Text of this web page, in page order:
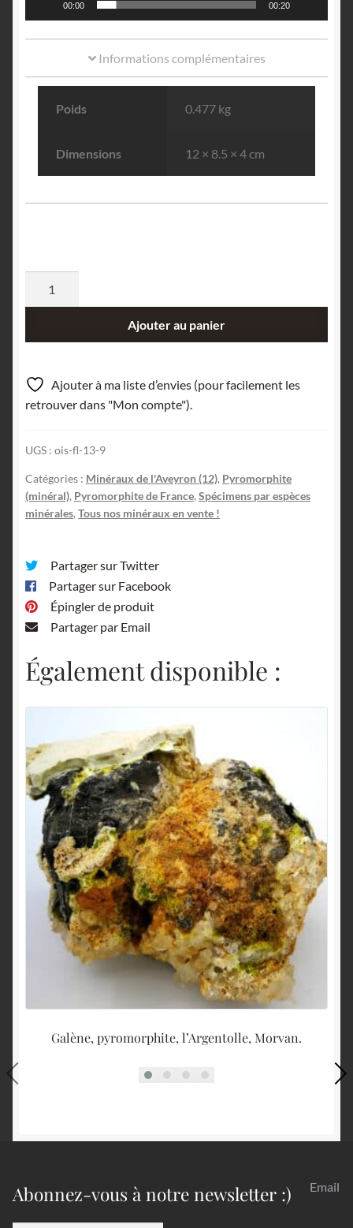
00:00 00:20
Informations complémentaires
Poids 0.477 kg
Dimensions 12 × 8.5 × 4 cm
Nant,
Aveyron.
Ajouter au panier
Ajouter à ma liste d’envies (pour facilement les
retrouver dans "Mon compte").
UGS : ois-fl-13-9
Catégories : Minéraux de l'Aveyron (12), Pyromorphite
(minéral), Pyromorphite de France,Spécimens par espèces
minérales,Tous nos minéraux en vente !
Partager sur Twitter
Partager sur Facebook
Épingler de produit
Partager par Email
Également disponible :
Galène, pyromorphite, l’Argentolle, Morvan.
Abonnez-vous à notre newsletter :) Email